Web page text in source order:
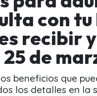
con tu
recibir
25 de
beneficios que
los detalles en la